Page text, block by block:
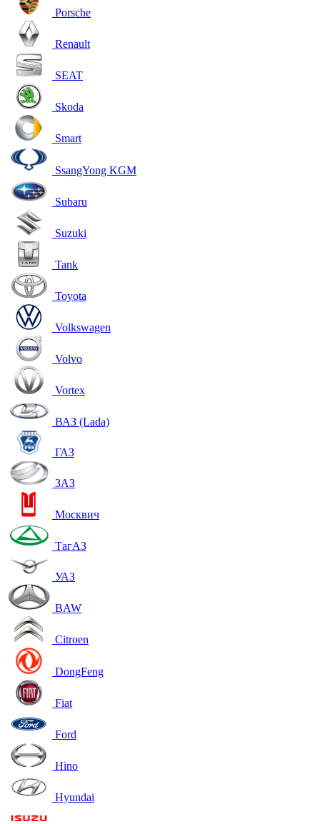
Porsche
Renault
SEAT
Skoda
Smart
SsangYong KGM
Subaru
Suzuki
Tank
Toyota
Volkswagen
Volvo
Vortex
ВАЗ (Lada)
ГАЗ
ЗАЗ
Москвич
ТагАЗ
УАЗ
BAW
Citroen
DongFeng
Fiat
Ford
Hino
Hyundai